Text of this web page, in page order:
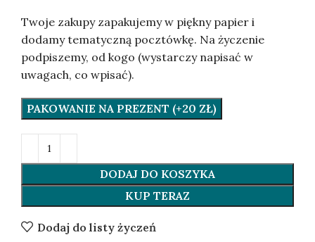
Twoje zakupy zapakujemy w piękny papier i
dodamy tematyczną pocztówkę. Na życzenie
podpiszemy, od kogo (wystarczy napisać w
uwagach, co wpisać).
PAKOWANIE NA PREZENT (+20 ZŁ)
DODAJ DO KOSZYKA
KUP TERAZ
Dodaj do listy życzeń